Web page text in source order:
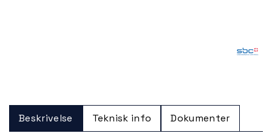
Beskrivelse Teknisk info Dokumenter